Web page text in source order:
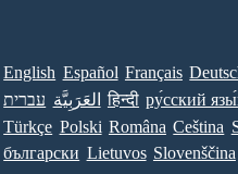
English Español Français
עברית العَرَبِيَّة हिन्दी ру́сский
Türkçe Polski Româna Ceština
български Lietuvos Slovenščina